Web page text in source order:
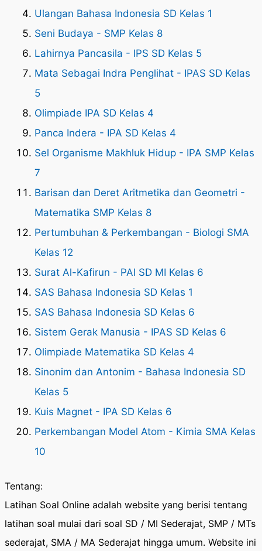
Ulangan Bahasa Indonesia SD Kelas 1
Seni Budaya - SMP Kelas 8
Lahirnya Pancasila - IPS SD Kelas 5
Mata Sebagai Indra Penglihat - IPAS SD Kelas
5
Olimpiade IPA SD Kelas 4
Panca Indera - IPA SD Kelas 4
Sel Organisme Makhluk Hidup - IPA SMP Kelas
7
Barisan dan Deret Aritmetika dan Geometri -
Matematika SMP Kelas 8
Pertumbuhan & Perkembangan - Biologi SMA
Kelas 12
Surat Al-Kafirun - PAI SD MI Kelas 6
SAS Bahasa Indonesia SD Kelas 1
SAS Bahasa Indonesia SD Kelas 6
Sistem Gerak Manusia - IPAS SD Kelas 6
Olimpiade Matematika SD Kelas 4
Sinonim dan Antonim - Bahasa Indonesia SD
Kelas 5
Kuis Magnet - IPA SD Kelas 6
Perkembangan Model Atom - Kimia SMA Kelas
10
Tentang:
Latihan Soal Online adalah website yang berisi tentang
latihan soal mulai dari soal SD / MI Sederajat, SMP / MTs
sederajat, SMA / MA Sederajat hingga umum. Website ini